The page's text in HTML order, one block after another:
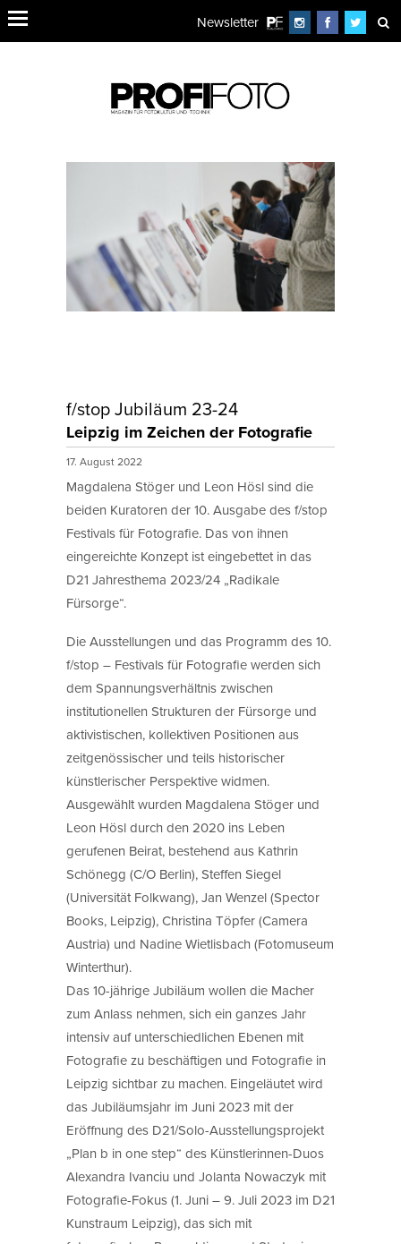
Newsletter
f/stop Jubiläum 23-24
Leipzig im Zeichen der Fotografie
17. August 2022
Magdalena Stöger und Leon Hösl sind die
beiden Kuratoren der 10. Ausgabe des f/stop
Festivals für Fotografie. Das von ihnen
eingereichte Konzept ist eingebettet in das
D21 Jahresthema 2023/24 „Radikale
Fürsorge“.
Die Ausstellungen und das Programm des 10.
f/stop – Festivals für Fotografie werden sich
dem Spannungsverhältnis zwischen
institutionellen Strukturen der Fürsorge und
aktivistischen, kollektiven Positionen aus
zeitgenössischer und teils historischer
künstlerischer Perspektive widmen.
Ausgewählt wurden Magdalena Stöger und
Leon Hösl durch den 2020 ins Leben
gerufenen Beirat, bestehend aus Kathrin
Schönegg (C/O Berlin), Steffen Siegel
(Universität Folkwang), Jan Wenzel (Spector
Books, Leipzig), Christina Töpfer (Camera
Austria) und Nadine Wietlisbach (Fotomuseum
Winterthur).
Das 10-jährige Jubiläum wollen die Macher
zum Anlass nehmen, sich ein ganzes Jahr
intensiv auf unterschiedlichen Ebenen mit
Fotografie zu beschäftigen und Fotografie in
Leipzig sichtbar zu machen. Eingeläutet wird
das Jubiläumsjahr im Juni 2023 mit der
Eröffnung des D21/Solo-Ausstellungsprojekt
„Plan b in one step“ des Künstlerinnen-Duos
Alexandra Ivanciu und Jolanta Nowaczyk mit
Fotografie-Fokus (1. Juni – 9. Juli 2023 im D21
Kunstraum Leipzig), das sich mit